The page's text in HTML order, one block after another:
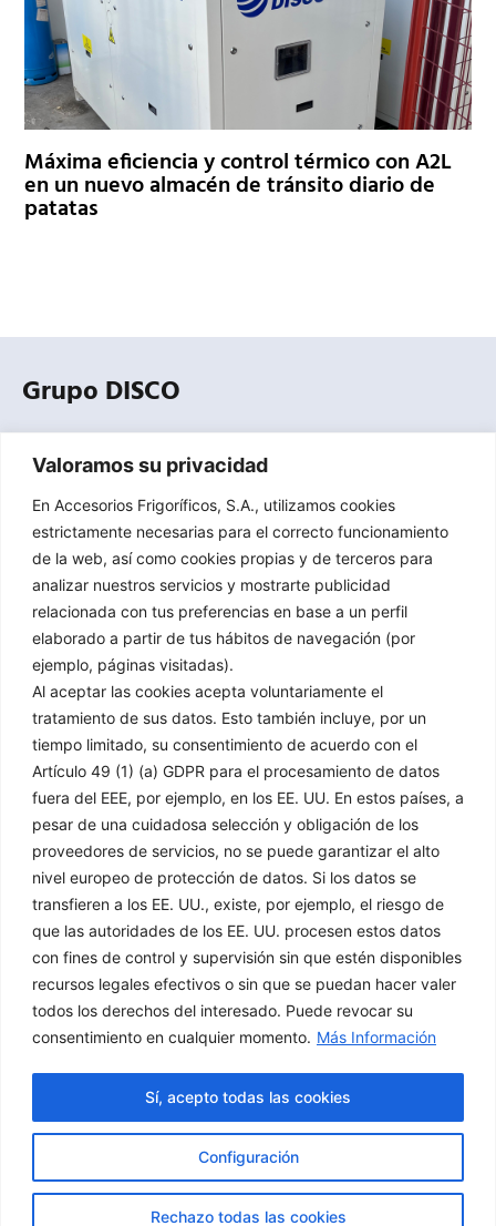
Valoramos su privacidad
En Accesorios Frigoríficos, S.A., utilizamos cookies
estrictamente necesarias para el correcto funcionamiento
de la web, así como cookies propias y de terceros para
analizar nuestros servicios y mostrarte publicidad
relacionada con tus preferencias en base a un perfil
elaborado a partir de tus hábitos de navegación (por
ejemplo, páginas visitadas).
Al aceptar las cookies acepta voluntariamente el
tratamiento de sus datos. Esto también incluye, por un
tiempo limitado, su consentimiento de acuerdo con el
Artículo 49 (1) (a) GDPR para el procesamiento de datos
fuera del EEE, por ejemplo, en los EE. UU. En estos países, a
pesar de una cuidadosa selección y obligación de los
proveedores de servicios, no se puede garantizar el alto
nivel europeo de protección de datos. Si los datos se
transfieren a los EE. UU., existe, por ejemplo, el riesgo de
que las autoridades de los EE. UU. procesen estos datos
con fines de control y supervisión sin que estén disponibles
recursos legales efectivos o sin que se puedan hacer valer
todos los derechos del interesado. Puede revocar su
consentimiento en cualquier momento. Más Información
Configuración
Rechazo todas las cookies
Sí, acepto todas las cookies
Máxima eficiencia y control térmico con A2L
en un nuevo almacén de tránsito diario de
patatas
Grupo DISCO
equipos, componentes, herramientas y accesorios para
refrigeración comercial, industrial y climatización.
Contacto
C/ Mejorada 4 / Pol. ind. Sector 8, 28850, Torrejón de Ardoz,
Madrid​
91 151 61 00
afrisa@grupodisco.com
Información
Inicio
Empresa
Productos
Soluciones
Noticias
Delegaciones
Contacto
Servicio Técnico
Legal
Aviso Legal
Política de Privacidad
Política de Cookies
Condiciones Generales
de Venta
Canal Denuncias
L
i